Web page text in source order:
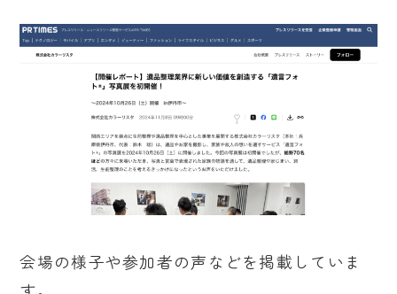
会場の様子や参加者の声などを掲載していま